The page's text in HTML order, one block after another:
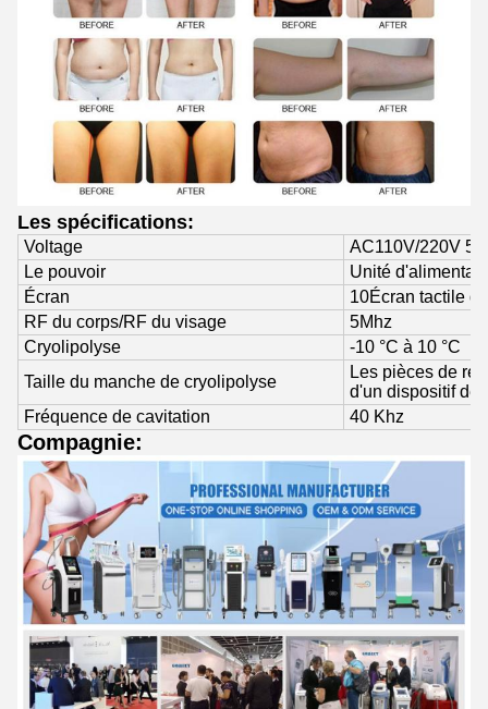
Les spécifications:
Voltage
AC110V/220V
Le pouvoir
Unité
Écran
10Écran tactile
RF du corps/RF du visage
5Mhz
Cryolipolyse
-10 °C à 10 °C
Taille du manche de cryolipolyse
Les pièces de
d'un dispositif de
Fréquence de cavitation
40 Khz
Compagnie: